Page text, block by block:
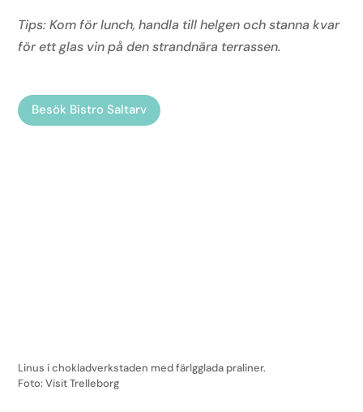
Tips: Kom för lunch, handla till helgen och stanna kvar
för ett glas vin på den strandnära terrassen.
Besök Bistro Saltarv
Linus i chokladverkstaden med färlgglada praliner.
Foto: Visit Trelleborg